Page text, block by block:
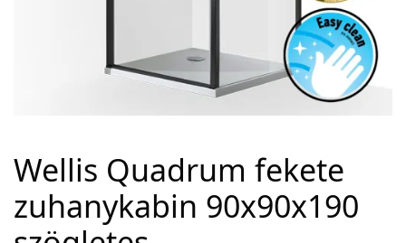
Wellis Quadrum fekete
zuhanykabin 90x90x190
Általános Szerződési Feltételek
Copyright © 2021 Premium WordPress Themes. All rights reserved.